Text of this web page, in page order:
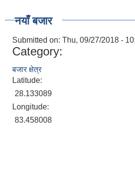
नयाँ बजार
Submitted on: Thu, 09/27/2018 -
Category:
बजार क्षेत्र
Latitude:
28.133089
Longitude:
83.458008